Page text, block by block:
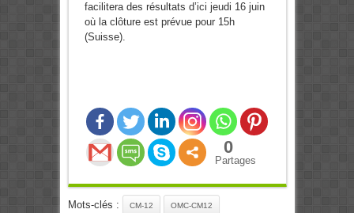
facilitera des résultats d’ici jeudi 16 juin
où la clôture est prévue pour 15h
(Suisse).
0
Partages
Mots-clés : CM-12 OMC-CM12